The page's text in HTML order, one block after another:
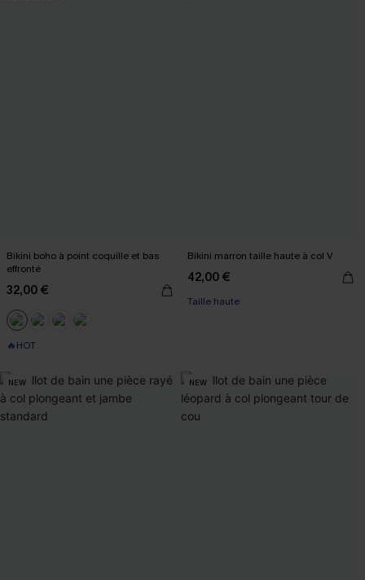
Bikini boho à point coquille et bas
effronté
32,00 €
🔥HOT
Bikini marron taille haute à col V
42,00 €
Taille haute
NEW NEW